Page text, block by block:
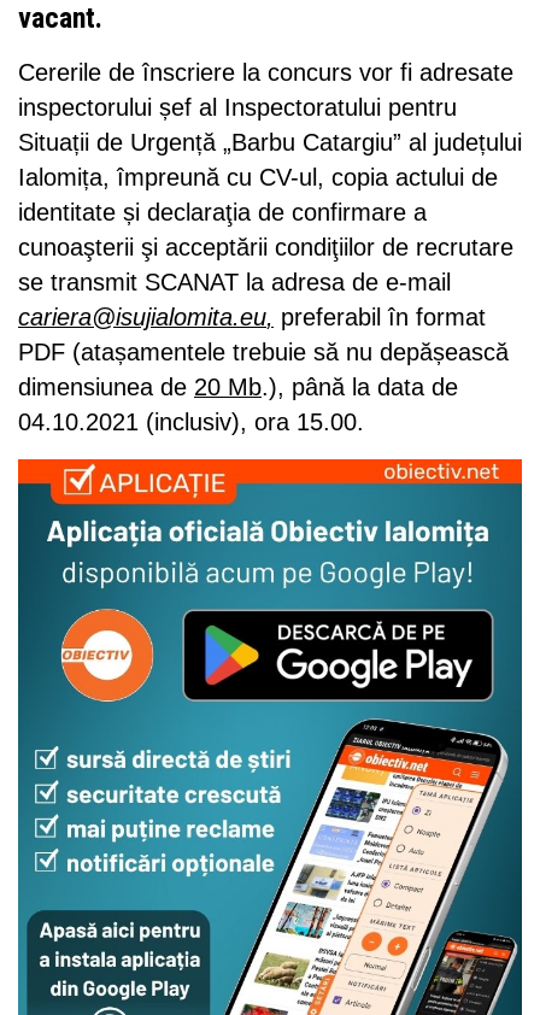
vacant.
Cererile de înscriere la concurs vor fi adresate
inspectorului șef al Inspectoratului pentru
Situații de Urgență „Barbu Catargiu” al județului
Ialomița, împreună cu CV-ul, copia actului de
identitate și declaraţia de confirmare a
cunoaşterii şi acceptării condiţiilor de recrutare
se transmit SCANAT la adresa de e-mail
cariera@isujialomita.eu, preferabil în format
PDF (atașamentele trebuie să nu depășească
dimensiunea de 20 Mb.), până la data de
04.10.2021 (inclusiv), ora 15.00.